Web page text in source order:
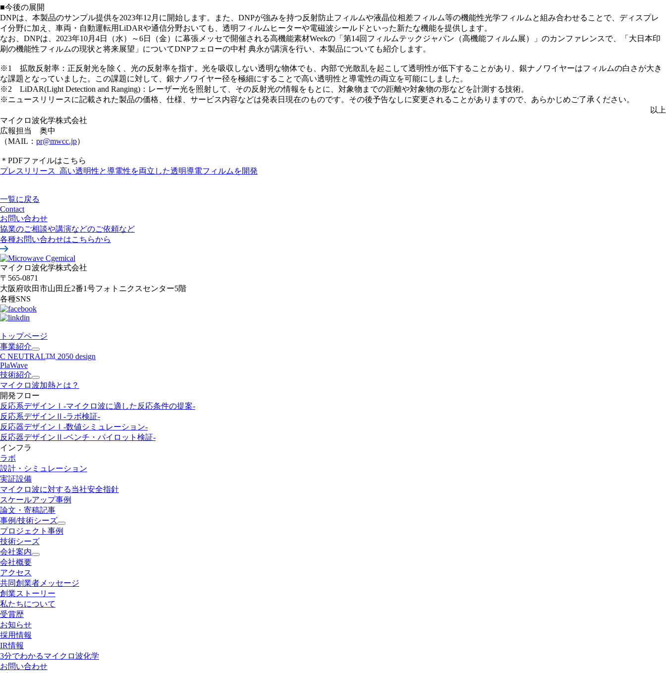
■今後の展開
DNPは、本製品のサンプル提供を2023年12月に開始します。また、DNPが強みを持つ反射防止フィルムや液晶位相差フィルム等の機能性光学フィルムと組み合わせることで、ディスプレ
イ分野に加え、車両・自動運転用LiDARや通信分野おいても、透明フィルムヒーターや電磁波シールドといった新たな機能を提供します。
なお、DNPは、2023年10月4日（水）～6日（金）に幕張メッセで開催される高機能素材Weekの「第14回フィルムテックジャパン（高機能フィルム展）」のカンファレンスで、「大日本印
刷の機能性フィルムの現状と将来展望」についてDNPフェローの中村 典永が講演を行い、本製品についても紹介します。
※1 拡散反射率：正反射光を除く、光の反射率を指す。光を吸収しない透明な物体でも、内部で光散乱を起こして透明性が低下することがあり、銀ナノワイヤーはフィルムの白さが大き
な課題となっていました。この課題に対して、銀ナノワイヤー径を極細にすることで高い透明性と導電性の両立を可能にしました。
※2 LiDAR(Light Detection and Ranging)：レーザー光を照射して、その反射光の情報をもとに、対象物までの距離や対象物の形などを計測する技術。
※ニュースリリースに記載された製品の価格、仕様、サービス内容などは発表日現在のものです。その後予告なしに変更されることがありますので、あらかじめご了承ください。
以上
マイクロ波化学株式会社
広報担当 奥中
（MAIL： pr@mwcc.jp）
＊PDFファイルはこちら
プレスリリース_高い透明性と導電性を両立した透明導電フィルムを開発
一覧に戻る
Contact
お問い合わせ
協業のご相談や講演などのご依頼など
各種お問い合わせはこちらから
マイクロ波化学株式会社
〒565-0871
大阪府吹田市山田丘2番1号フォトニクスセンター5階
各種SNS
トップページ
事業紹介
C NEUTRALTM 2050 design
PlaWave
技術紹介
マイクロ波加熱とは？
開発フロー
反応系デザインⅠ -マイクロ波に適した反応条件の提案-
反応系デザインⅡ -ラボ検証-
反応器デザインⅠ -数値シミュレーション-
反応器デザインⅡ -ベンチ・パイロット検証-
インフラ
ラボ
設計・シミュレーション
実証設備
マイクロ波に対する当社安全指針
スケールアップ事例
論文・寄稿記事
事例/技術シーズ
プロジェクト事例
技術シーズ
会社案内
会社概要
アクセス
共同創業者メッセージ
創業ストーリー
私たちについて
受賞歴
お知らせ
採用情報
IR情報
3分でわかるマイクロ波化学
お問い合わせ